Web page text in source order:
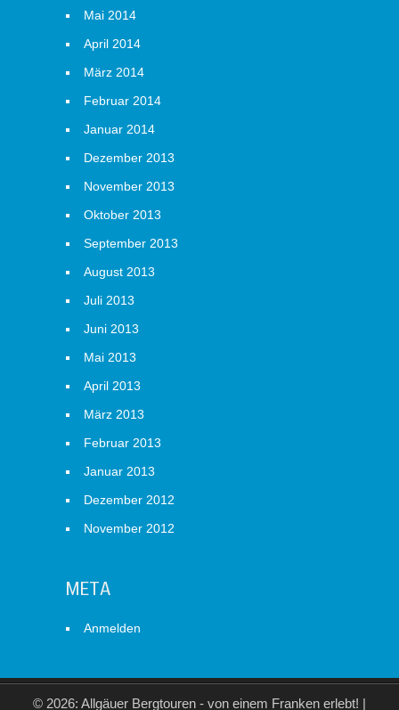
Mai 2014
April 2014
März 2014
Februar 2014
Januar 2014
Dezember 2013
November 2013
Oktober 2013
September 2013
August 2013
Juli 2013
Juni 2013
Mai 2013
April 2013
März 2013
Februar 2013
Januar 2013
Dezember 2012
November 2012
META
Anmelden
© 2026: Allgäuer Bergtouren - von einem Franken erlebt! |